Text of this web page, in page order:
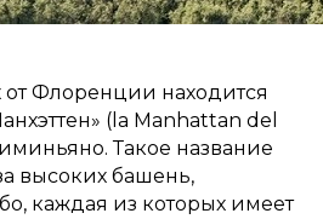
от Флоренции находится
(la Manhattan del
Такое название
высоких башень,
каждая из которых имеет